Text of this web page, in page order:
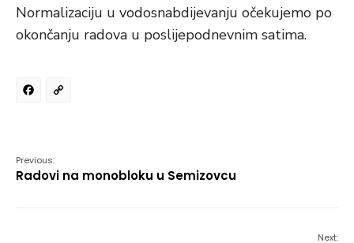
Normalizaciju u vodosnabdijevanju očekujemo po
okončanju radova u poslijepodnevnim satima.
Facebook
Previous:
Radovi na monobloku u Semizovcu
Next: